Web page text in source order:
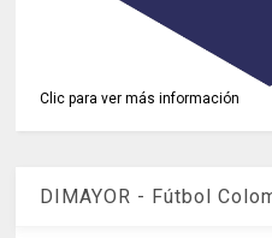
Clic para ver más información
DIMAYOR - Fútbol